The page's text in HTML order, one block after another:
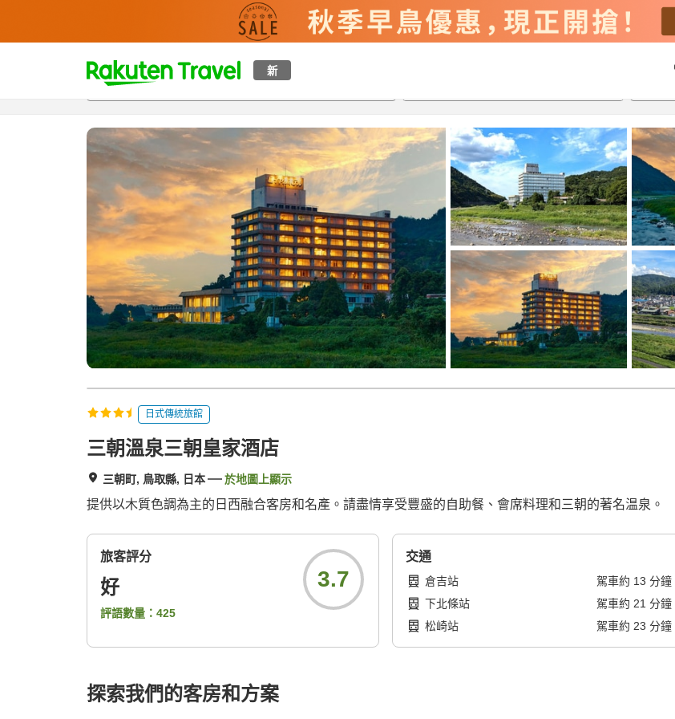
新
t
p
a
g
r
h
概覽房間及住宿方案 評價設施
日式傳統旅館
三朝溫泉三朝皇家酒店
三朝町, 鳥取縣, 日本 於地圖上顯示
提供以木質色調為主的日西融合客房和名產。請盡情享受豐盛的自助餐、會席料理和三朝的著名温泉。
旅客評分
好
評語數量： 425
3.7
交通
倉吉站 駕車約 13 分鐘
下北條站
駕車約 21 分鐘
松崎站
駕車約 23 分鐘
探索我們的客房和方案